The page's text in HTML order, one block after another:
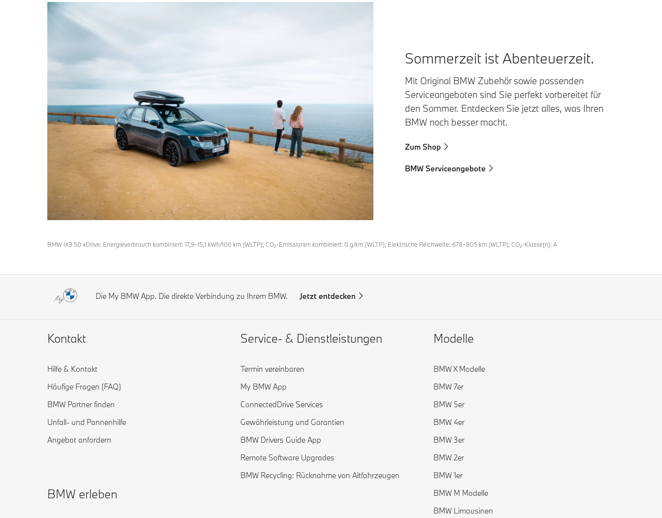
Sommerzeit ist Abenteuerzeit.
Mit Original BMW Zubehör sowie passenden
Serviceangeboten sind Sie perfekt vorbereitet für
den Sommer. Entdecken Sie jetzt alles, was Ihren
BMW noch besser macht.
Zum Shop
BMW Serviceangebote
BMW iX3 50 xDrive: Energieverbrauch kombiniert: 17,9–15,1 kWh/100 km (WLTP); CO₂-Emissionen kombiniert: 0 g/km (WLTP); Elektrische Reichweite: 678–805 km (WLTP); CO₂-Klasse(n): A
Die My BMW App. Die direkte Verbindung zu Ihrem BMW. Jetzt entdecken
Kontakt
Hilfe & Kontakt
Häufige Fragen (FAQ)
BMW Partner finden
Unfall- und Pannenhilfe
Angebot anfordern
BMW erleben
Service- & Dienstleistungen
Termin vereinbaren
My BMW App
ConnectedDrive Services
Gewährleistung und Garantien
BMW Drivers Guide App
Remote Software Upgrades
BMW Recycling: Rücknahme von Altfahrzeugen
Modelle
BMW X Modelle
BMW 7er
BMW 5er
BMW 4er
BMW 3er
BMW 2er
BMW 1er
BMW M Modelle
BMW Limousinen